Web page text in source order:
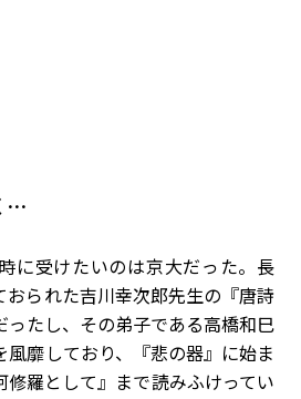
…
に受けたいのは京大だった。長
おられた吉川幸次郎先生の『唐詩
ったし、その弟子である高橋和巳
靡しており、『悲の器』に始ま
修羅として』まで読みふけってい